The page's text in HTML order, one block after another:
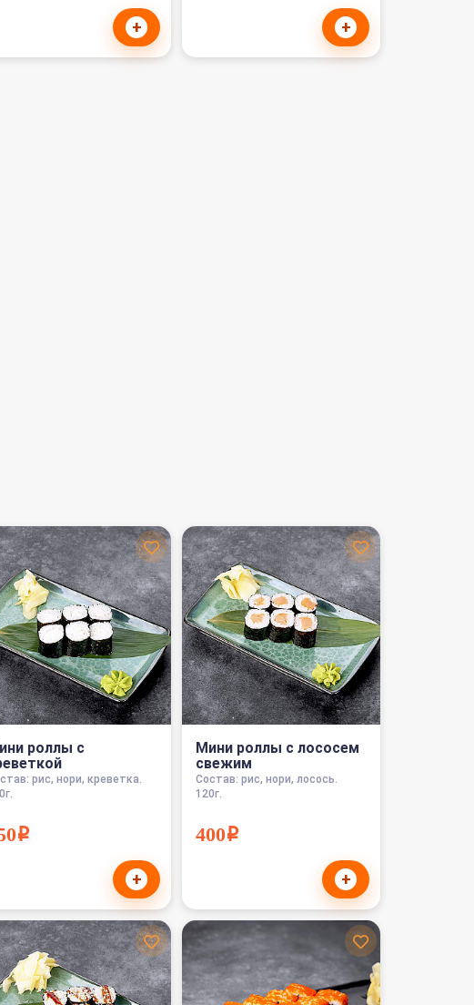
+ +
роллы с
рис, нори, креветка.
+
Мини роллы с лососем
свежим
Состав: рис, нори, лосось.
120г.
400i
+